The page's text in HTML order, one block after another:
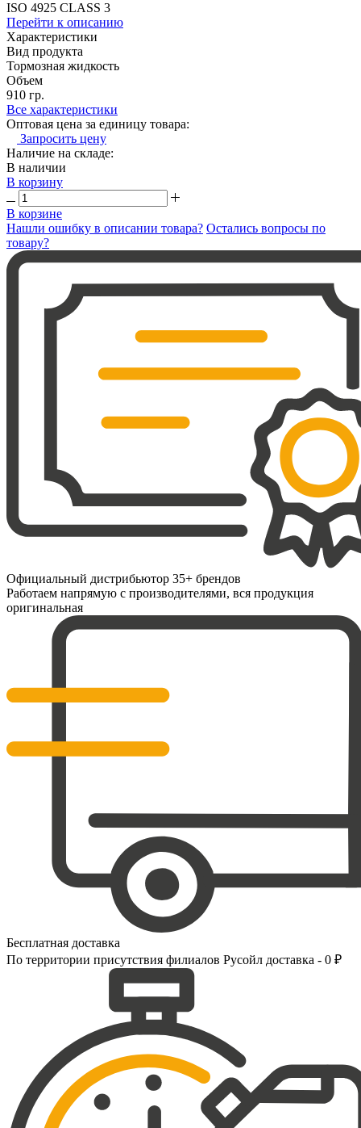
ISO 4925 CLASS 3
Перейти к описанию
Характеристики
Вид продукта
Тормозная жидкость
Объем
910 гр.
Все характеристики
Оптовая цена за единицу товара:
Запросить цену
Наличие на складе:
В наличии
В корзину
В корзине
Нашли ошибку в описании товара? Остались вопросы по
товару?
Официальный дистрибьютор 35+ брендов
Работаем напрямую с производителями, вся продукция
оригинальная
Бесплатная доставка
По территории присутствия филиалов Русойл доставка - 0 ₽